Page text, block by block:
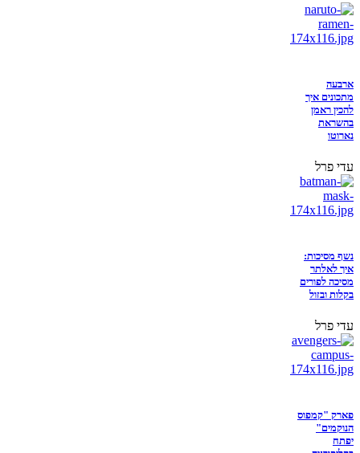
ארבעה
מתכונים איך
להכין ראמן
בהשראת
נארוטו
עדי פרל
נשף מסיכות:
איך לאלתר
מסיכה לפורים
בקלות ובזול
עדי פרל
פארק "קמפוס
הנוקמים"
יפתח